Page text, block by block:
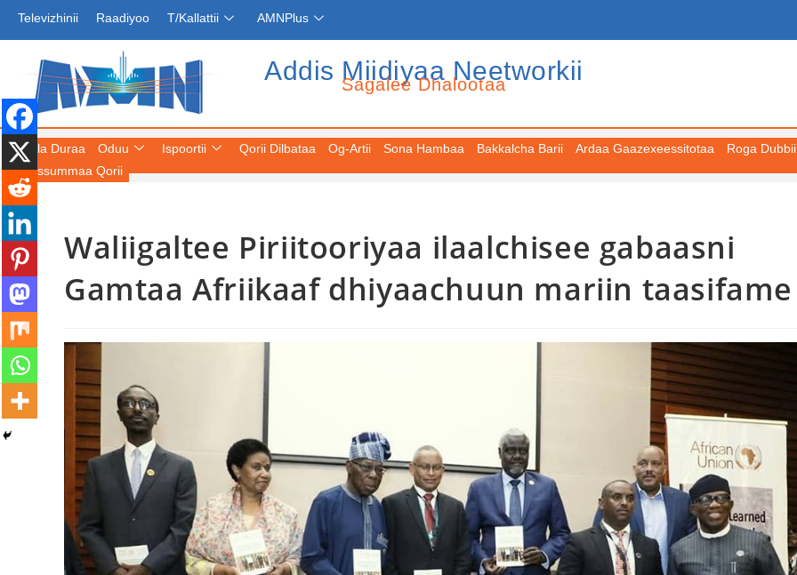
Televizhinii Raadiyoo T/Kallattii AMNPlus
Addis Miidiyaa Neetworkii
Sagalee Dhalootaa
Fuula Duraa Oduu
Dooktar Abiyyi Terminaala Haaraa
Buufata Xiyyaaraa Dajjaazmaach Balaay
Zallaqaa eebbisan
August 6, 2026
Dooktar Abiyyi Ahimad fi Giiftii Duree
Zinnaash Taayyaachoo dabalee
qondaaltootni hojii Mootummaa misooma
magaalaa Baahardaar daawwatan
August 6, 2026
Ispoortii Qorii Dilbataa Og-Artii Sona Hambaa Bakkalcha Barii Ardaa Gaazexeessitotaa Roga Dubbii
Keessummaa Qorii
Waliigaltee Piriitooriyaa ilaalchisee gabaasni
Gamtaa Afriikaaf dhiyaachuun mariin taasifame